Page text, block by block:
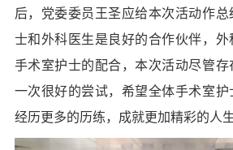
后，党委委员王圣应给本次活动作
士和外科医生是良好的合作伙伴，
手术室护士的配合，本次活动尽管
一次很好的尝试，希望全体手术室护
经历更多的历练，成就更加精彩的人生